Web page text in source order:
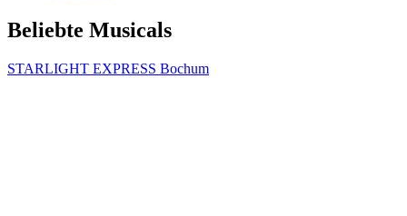
Beliebte Musicals
STARLIGHT EXPRESS Bochum